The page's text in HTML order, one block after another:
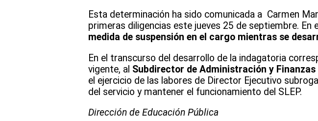
Esta determinación ha sido comunicada a Carmen
primeras diligencias este jueves 25 de septiembre. En
medida de suspensión en el cargo mientras se
En el transcurso del desarrollo de la indagatoria
vigente, al Subdirector de Administración y Finanzas
el ejercicio de las labores de Director Ejecutivo
del servicio y mantener el funcionamiento del SLEP.
Dirección de Educación Pública